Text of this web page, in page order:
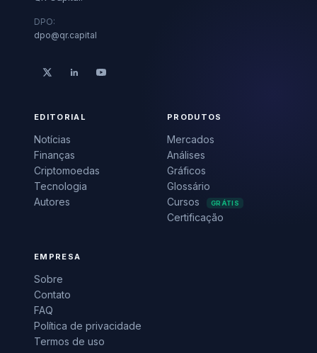
DPO:
dpo@qr.capital
EDITORIAL
Notícias
Finanças
Criptomoedas
Tecnologia
Autores
PRODUTOS
Mercados
Análises
Gráficos
Glossário
Cursos
GRÁTIS
Certificação
EMPRESA
Sobre
Contato
FAQ
Política de privacidade
Termos de uso